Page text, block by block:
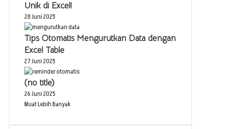
Unik di Excel!
28 Juni 2025
Tips Otomatis Mengurutkan Data dengan
Excel Table
27 Juni 2025
(no title)
26 Juni 2025
Muat Lebih Banyak